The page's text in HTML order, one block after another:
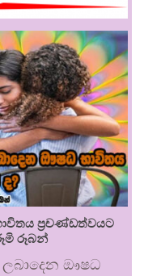
ප්‍රචණ්ඩත්වයට
රූබන්
ඖෂධ